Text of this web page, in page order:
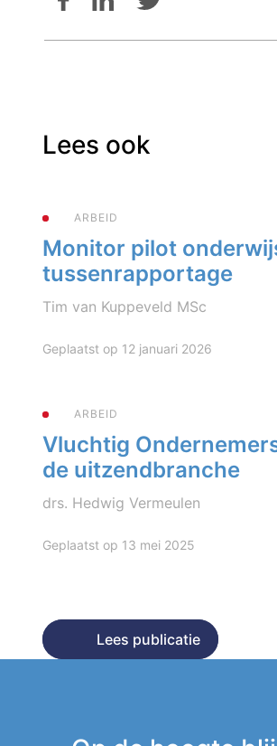
Lees ook
ARBEID
Monitor pilot
tussenrapportage
Tim van Kuppeveld MSc
Geplaatst op 12 januari 2026
Lees publicatie
ARBEID
Vluchtig
de uitzendbranche
drs. Hedwig Vermeulen
Geplaatst op 13 mei 2025
Lees publicatie